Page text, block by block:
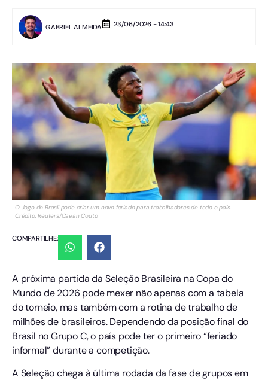
GABRIEL ALMEIDA 23/06/2026 - 14:43
O Jogo do Brasil pode criar um novo feriado para trabalhadores de todo o país.
Crédito: Reuters/Caean Couto
COMPARTILHE:
A próxima partida da Seleção Brasileira na Copa do
Mundo de 2026 pode mexer não apenas com a tabela
do torneio, mas também com a rotina de trabalho de
milhões de brasileiros. Dependendo da posição final do
Brasil no Grupo C, o país pode ter o primeiro “feriado
informal” durante a competição.
A Seleção chega à última rodada da fase de grupos em